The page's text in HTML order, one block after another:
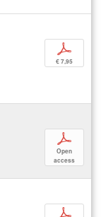
p
€ 7,95
p
Open
access
p